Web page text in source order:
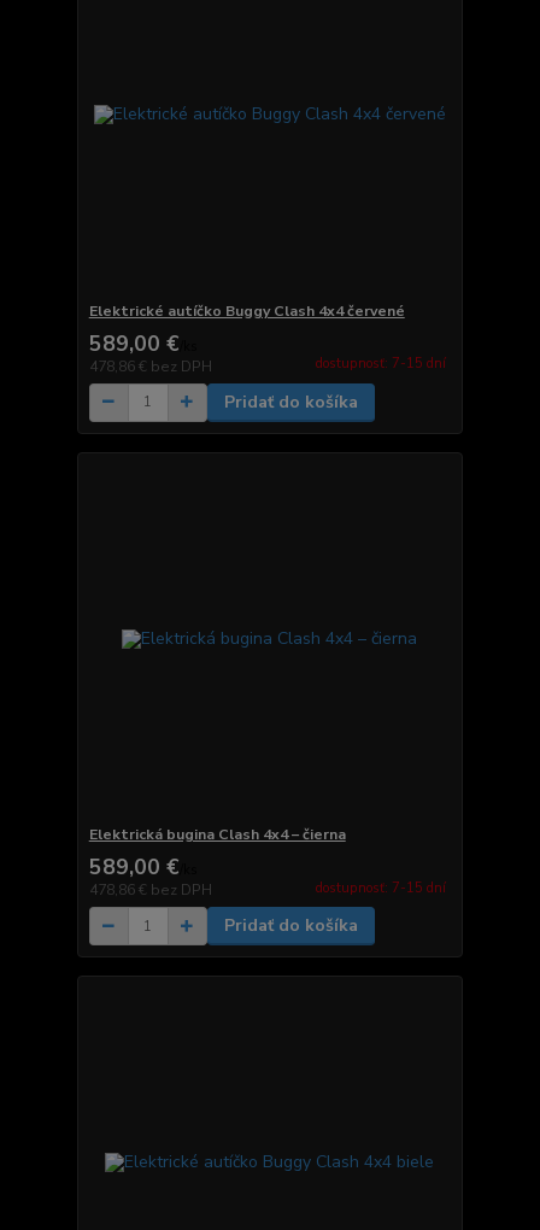
Elektrické autíčko Buggy Clash 4x4 červené
589,00 €
478,86 € bez DPH dostupnosť: 7-15 dní
Pridať do košíka
Elektrická bugina Clash 4x4 – čierna
589,00 €
478,86 € bez DPH dostupnosť: 7-15 dní
Pridať do košíka